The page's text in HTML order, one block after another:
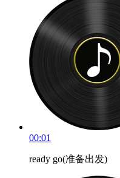
00:01
ready go(准备出发)